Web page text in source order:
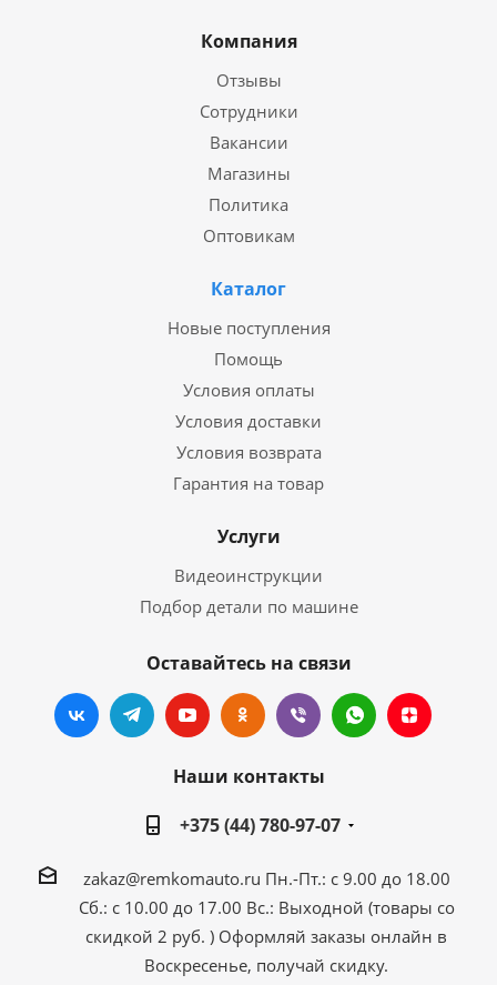
Компания
Отзывы
Сотрудники
Вакансии
Магазины
Политика
Оптовикам
Каталог
Новые поступления
Помощь
Условия оплаты
Условия доставки
Условия возврата
Гарантия на товар
Услуги
Видеоинструкции
Подбор детали по машине
Оставайтесь на связи
Наши контакты
+375 (44) 780-97-07
zakaz@remkomauto.ru Пн.-Пт.: с 9.00 до 18.00
Сб.: с 10.00 до 17.00 Вс.: Выходной (товары со
скидкой 2 руб. ) Оформляй заказы онлайн в
Воскресенье, получай скидку.